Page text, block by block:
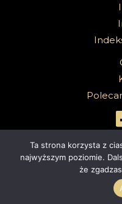
Copyright 2026 @Sabbath
4ec.eu - strony
Ta strona korzysta z
najwyższym poziomie.
że